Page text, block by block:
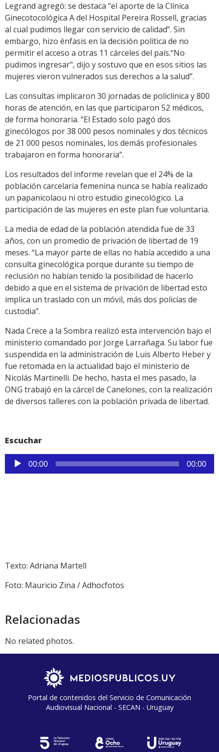
Legrand agregó: se destaca “el aporte de la Clínica
Ginecotocológica A del Hospital Pereira Rossell, gracias
al cual pudimos llegar con servicio de calidad”. Sin
embargo, hizo énfasis en la decisión política de no
permitir el acceso a otras 11 cárceles del país.“No
pudimos ingresar", dijo y sostuvo que en esos sitios las
mujeres vieron vulnerados sus derechos a la salud”.
Las consultas implicaron 30 jornadas de policlínica y 800
horas de atención, en las que participaron 52 médicos,
de forma honoraria. “El Estado solo pagó dos
ginecólogos por 38 000 pesos nominales y dos técnicos
de 21 000 pesos nominales, los demás profesionales
trabajaron en forma honoraria”.
Los resultados del informe revelan que el 24% de la
población carcelaria femenina nunca se había realizado
un papanicolaou ni otro estudio ginecológico. La
participación de las mujeres en este plan fue voluntaria.
La media de edad de la población atendida fue de 33
años, con un promedio de privación de libertad de 19
meses. “La mayor parte de ellas no había accedido a una
consulta ginecológica porque durante su tiempo de
reclusión no habían tenido la posibilidad de hacerlo
debido a que en el sistema de privación de libertad esto
implica un traslado con un móvil, más dos policías de
custodia”.
Nada Crece a la Sombra realizó esta intervención bajo el
ministerio comandado por Jorge Larrañaga. Su labor fue
suspendida en la administración de Luis Alberto Heber y
fue retomada en la actualidad bajo el ministerio de
Nicolás Martinelli. De hecho, hasta el mes pasado, la
ONG trabajó en la cárcel de Canelones, con la realización
de diversos talleres con la población privada de libertad.
Escuchar
Reproductor
de
00:00 00:00
Texto: Adriana Martell
Foto: Mauricio Zina / Adhocfotos
Relacionadas
No related photos.
Portal de contenidos del Servicio de Comunicación
Audiovisual Nacional - SECAN - Uruguay